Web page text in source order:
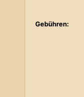
Gebühren: